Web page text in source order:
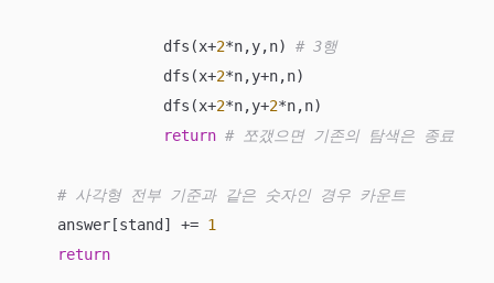
                dfs(x+
2*n,y,n) # 3행
                dfs(x+
2*n,y+n,n)
                dfs(x+
2*n,y+2*n,n)
return # 쪼갰으면 기존의 탐색은 종료
# 사각형 전부 기준과 같은 숫자인 경우 카운트
    answer[stand] +=
1
return